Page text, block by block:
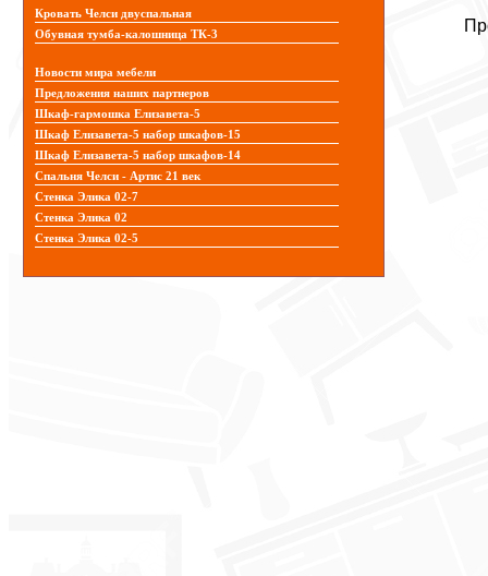
Кровать Челси двуспальная
Обувная тумба-калошница ТК-3
Новости мира мебели
Предложения наших партнеров
Шкаф-гармошка Елизавета-5
Шкаф Елизавета-5 набор шкафов-15
Шкаф Елизавета-5 набор шкафов-14
Спальня Челси - Артис 21 век
Стенка Элика 02-7
Стенка Элика 02
Стенка Элика 02-5